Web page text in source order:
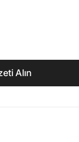
Alın